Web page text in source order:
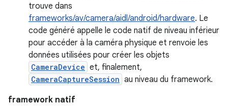
trouve dans
frameworks/av/camera/aidl/android/hardware. Le
code généré appelle le code natif de niveau inférieur
pour accéder à la caméra physique et renvoie les
données utilisées pour créer les objets
CameraDevice et, finalement,
CameraCaptureSession au niveau du framework.
framework natif